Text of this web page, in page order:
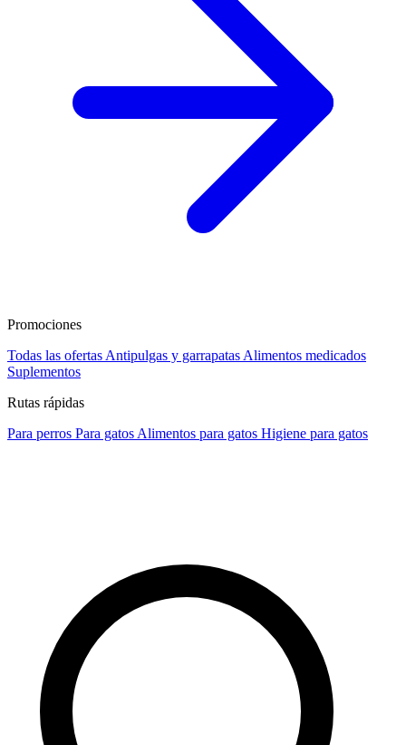
Promociones
Todas las ofertas Antipulgas y garrapatas Alimentos medicados
Suplementos
Rutas rápidas
Para perros Para gatos Alimentos para gatos Higiene para gatos